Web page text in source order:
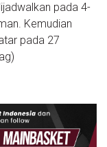
pada 4-
Kemudian
pada 27